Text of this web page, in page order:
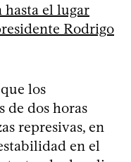
hasta el lugar
Rodrigo
los
de dos horas
represivas, en
en el